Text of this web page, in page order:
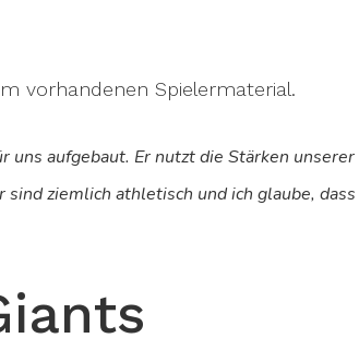
vorhandenen Spielermaterial.
uns aufgebaut. Er nutzt die Stärken unserer
ziemlich athletisch und ich glaube,